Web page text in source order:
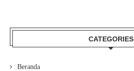
CATEGORIES
Beranda